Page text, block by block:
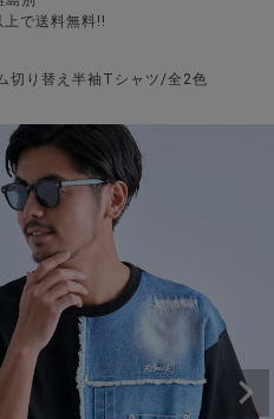
で送料無料!!
切り替え半袖Tシャツ/全2色